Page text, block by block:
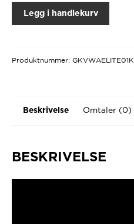
Legg i handlekurv
Produktnummer: GKVWAELITE01K
Beskrivelse Omtaler (0)
BESKRIVELSE